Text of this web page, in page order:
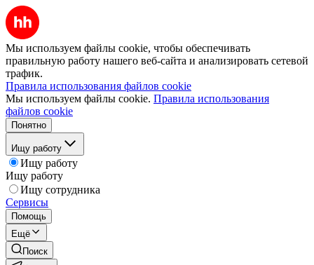
Мы используем файлы cookie, чтобы обеспечивать
правильную работу нашего веб-сайта и анализировать сетевой
трафик.
Правила использования файлов cookie
Мы используем файлы cookie. Правила использования
файлов cookie
Понятно
Ищу работу
Ищу работу
Ищу работу
Ищу сотрудника
Сервисы
Помощь
Ещё
Поиск